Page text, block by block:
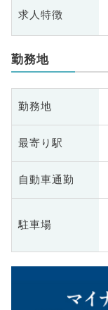
求人特徴
勤務地
勤務地
最寄り駅
自動車通勤
駐車場